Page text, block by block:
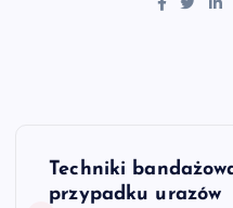
NTechniki
przypadku urazów